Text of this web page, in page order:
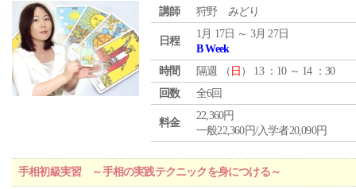
講師 狩野 みどり
日程
1月 17日 ～ 3月 27日
B Week
時間
隔週 （ 日 ） 13 ：10 ～ 14 ：30
回数
全6回
料金
22,360円
一般22,360円/入学者20,090円
手相初級実習 ～手相の実践テクニックを身につける～